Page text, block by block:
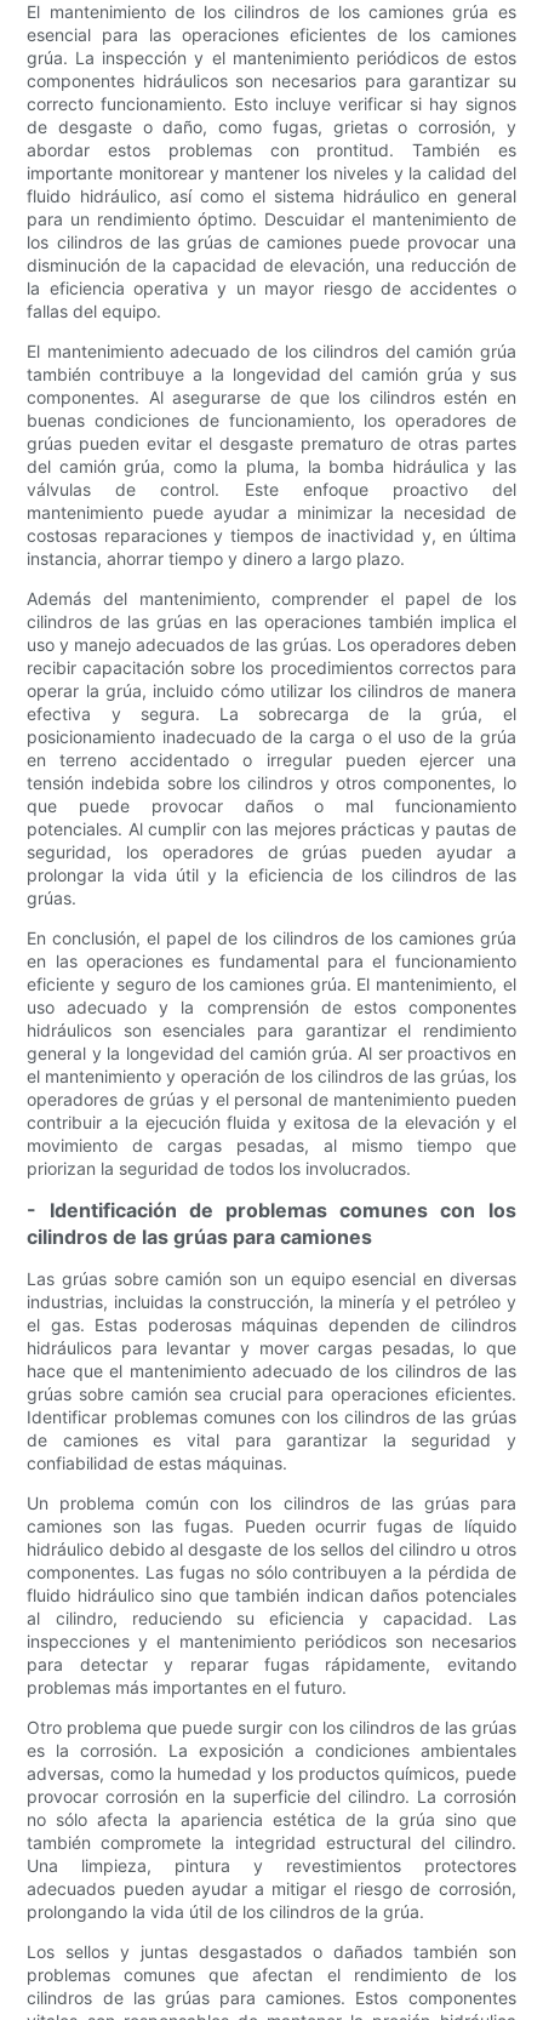
El mantenimiento de los cilindros de los camiones grúa es
esencial para las operaciones eficientes de los camiones
grúa. La inspección y el mantenimiento periódicos de estos
componentes hidráulicos son necesarios para garantizar su
correcto funcionamiento. Esto incluye verificar si hay signos
de desgaste o daño, como fugas, grietas o corrosión, y
abordar estos problemas con prontitud. También es
importante monitorear y mantener los niveles y la calidad del
fluido hidráulico, así como el sistema hidráulico en general
para un rendimiento óptimo. Descuidar el mantenimiento de
los cilindros de las grúas de camiones puede provocar una
disminución de la capacidad de elevación, una reducción de
la eficiencia operativa y un mayor riesgo de accidentes o
fallas del equipo.
El mantenimiento adecuado de los cilindros del camión grúa
también contribuye a la longevidad del camión grúa y sus
componentes. Al asegurarse de que los cilindros estén en
buenas condiciones de funcionamiento, los operadores de
grúas pueden evitar el desgaste prematuro de otras partes
del camión grúa, como la pluma, la bomba hidráulica y las
válvulas de control. Este enfoque proactivo del
mantenimiento puede ayudar a minimizar la necesidad de
costosas reparaciones y tiempos de inactividad y, en última
instancia, ahorrar tiempo y dinero a largo plazo.
Además del mantenimiento, comprender el papel de los
cilindros de las grúas en las operaciones también implica el
uso y manejo adecuados de las grúas. Los operadores deben
recibir capacitación sobre los procedimientos correctos para
operar la grúa, incluido cómo utilizar los cilindros de manera
efectiva y segura. La sobrecarga de la grúa, el
posicionamiento inadecuado de la carga o el uso de la grúa
en terreno accidentado o irregular pueden ejercer una
tensión indebida sobre los cilindros y otros componentes, lo
que puede provocar daños o mal funcionamiento
potenciales. Al cumplir con las mejores prácticas y pautas de
seguridad, los operadores de grúas pueden ayudar a
prolongar la vida útil y la eficiencia de los cilindros de las
grúas.
En conclusión, el papel de los cilindros de los camiones grúa
en las operaciones es fundamental para el funcionamiento
eficiente y seguro de los camiones grúa. El mantenimiento, el
uso adecuado y la comprensión de estos componentes
hidráulicos son esenciales para garantizar el rendimiento
general y la longevidad del camión grúa. Al ser proactivos en
el mantenimiento y operación de los cilindros de las grúas, los
operadores de grúas y el personal de mantenimiento pueden
contribuir a la ejecución fluida y exitosa de la elevación y el
movimiento de cargas pesadas, al mismo tiempo que
priorizan la seguridad de todos los involucrados.
- Identificación de problemas comunes con los
cilindros de las grúas para camiones
Las grúas sobre camión son un equipo esencial en diversas
industrias, incluidas la construcción, la minería y el petróleo y
el gas. Estas poderosas máquinas dependen de cilindros
hidráulicos para levantar y mover cargas pesadas, lo que
hace que el mantenimiento adecuado de los cilindros de las
grúas sobre camión sea crucial para operaciones eficientes.
Identificar problemas comunes con los cilindros de las grúas
de camiones es vital para garantizar la seguridad y
confiabilidad de estas máquinas.
Un problema común con los cilindros de las grúas para
camiones son las fugas. Pueden ocurrir fugas de líquido
hidráulico debido al desgaste de los sellos del cilindro u otros
componentes. Las fugas no sólo contribuyen a la pérdida de
fluido hidráulico sino que también indican daños potenciales
al cilindro, reduciendo su eficiencia y capacidad. Las
inspecciones y el mantenimiento periódicos son necesarios
para detectar y reparar fugas rápidamente, evitando
problemas más importantes en el futuro.
Otro problema que puede surgir con los cilindros de las grúas
es la corrosión. La exposición a condiciones ambientales
adversas, como la humedad y los productos químicos, puede
provocar corrosión en la superficie del cilindro. La corrosión
no sólo afecta la apariencia estética de la grúa sino que
también compromete la integridad estructural del cilindro.
Una limpieza, pintura y revestimientos protectores
adecuados pueden ayudar a mitigar el riesgo de corrosión,
prolongando la vida útil de los cilindros de la grúa.
Los sellos y juntas desgastados o dañados también son
problemas comunes que afectan el rendimiento de los
cilindros de las grúas para camiones. Estos componentes